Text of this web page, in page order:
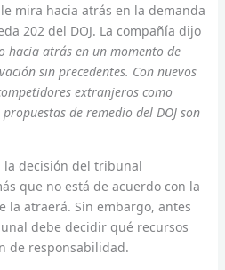
mira hacia atrás en la demanda
202 del DOJ. La compañía dijo
hacia atrás en un momento de
sin precedentes. Con nuevos
extranjeros como
de remedio del DOJ son
la decisión del tribunal
que no está de acuerdo con la
la atraerá. Sin embargo, antes
debe decidir qué recursos
de responsabilidad.